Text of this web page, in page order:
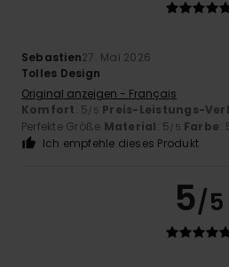
Sebastien27. Mai 2026
Tolles Design
Original anzeigen - Français
Komfort: 5/5 Preis-Leistungs-
Perfekte Größe Material: 5/5 Farbe:
Ich empfehle dieses Produkt
5/5